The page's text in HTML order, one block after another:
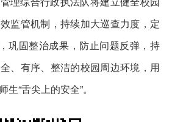
监管机制，持续加大巡查力度，定
巩固整治成果，防止问题反弹，持
、有序、整洁的校园周边环境，用
“舌尖上的安全”。